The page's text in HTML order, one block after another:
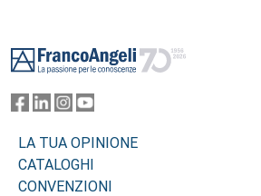
LA TUA OPINIONE
CATALOGHI
CONVENZIONI